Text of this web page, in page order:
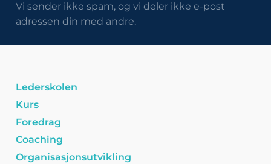
Vi sender ikke spam, og vi deler ikke e-post
adressen din med andre.
Lederskolen
Kurs
Foredrag
Coaching
Organisasjonsutvikling